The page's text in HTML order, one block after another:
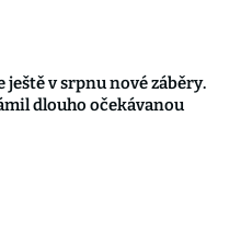
ještě v srpnu nové záběry.
dlouho očekávanou